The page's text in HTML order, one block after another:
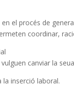
el procés de
coordinar,
canviar la
la inserció laboral.